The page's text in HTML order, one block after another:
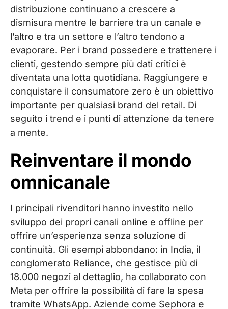
distribuzione continuano a crescere a
dismisura mentre le barriere tra un canale e
l’altro e tra un settore e l’altro tendono a
evaporare. Per i brand possedere e trattenere i
clienti, gestendo sempre più dati critici è
diventata una lotta quotidiana. Raggiungere e
conquistare il consumatore zero è un obiettivo
importante per qualsiasi brand del retail. Di
seguito i trend e i punti di attenzione da tenere
a mente.
Reinventare il mondo
omnicanale
I principali rivenditori hanno investito nello
sviluppo dei propri canali online e offline per
offrire un’esperienza senza soluzione di
continuità. Gli esempi abbondano: in India, il
conglomerato Reliance, che gestisce più di
18.000 negozi al dettaglio, ha collaborato con
Meta per offrire la possibilità di fare la spesa
tramite WhatsApp. Aziende come Sephora e